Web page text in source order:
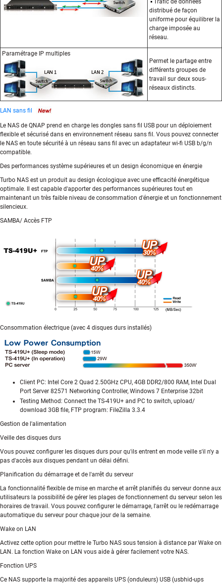
Trafic de données
distribué de façon
uniforme pour équilibrer la
charge imposée au
réseau.
Paramétrage IP multiples
Permet le partage entre
différents groupes de
travail sur deux sous-
réseaux distincts.
LAN sans fil
Le NAS de QNAP prend en charge les dongles sans fil USB pour un déploiement
flexible et sécurisé dans en environnement réseau sans fil. Vous pouvez connecter
le NAS en toute sécurité à un réseau sans fil avec un adaptateur wi-fi USB b/g/n
compatible.
Des performances système supérieures et un design économique en énergie
Turbo NAS est un produit au design écologique avec une efficacité énergétique
optimale. Il est capable d'apporter des performances supérieures tout en
maintenant un très faible niveau de consommation d'énergie et un fonctionnement
silencieux.
SAMBA/ Accès FTP
Consommation électrique (avec 4 disques durs installés)
Client PC: Intel Core 2 Quad 2.50GHz CPU, 4GB DDR2/800 RAM, Intel Dual
Port Server 82571 Networking Controller, Windows 7 Enterprise 32bit
Testing Method: Connect the TS-419U+ and PC to switch, upload/
download 3GB file, FTP program: FileZilla 3.3.4
Gestion de l'alimentation
Veille des disques durs
Vous pouvez configurer les disques durs pour qu'ils entrent en mode veille s'il n'y a
pas d'accès aux disques pendant un délai défini.
Planification du démarrage et de l'arrêt du serveur
La fonctionnalité flexible de mise en marche et arrêt planifiés du serveur donne aux
utilisateurs la possibilité de gérer les plages de fonctionnement du serveur selon les
horaires de travail. Vous pouvez configurer le démarrage, l'arrêt ou le redémarrage
automatique du serveur pour chaque jour de la semaine.
Wake on LAN
Activez cette option pour mettre le Turbo NAS sous tension à distance par Wake on
LAN. La fonction Wake on LAN vous aide à gérer facilement votre NAS.
Fonction UPS
Ce NAS supporte la majorité des appareils UPS (onduleurs) USB (usbhid-ups